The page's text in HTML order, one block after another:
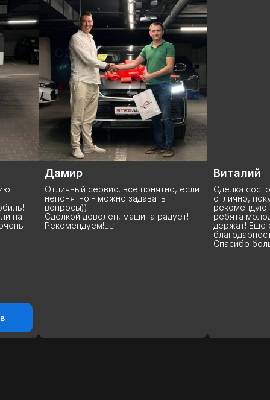
Дамир
Отличный сервис, все понятно, если
непонятно - можно задавать
вопросы))
Сделкой доволен, машина радует!
Рекомендуем!👍🏻
Виталий
Сделка
отлично, покупкой
рекомендую эту
ребята молодцы,
держат! Еще раз
благодарность за
Спасибо
( УСПЕШНЫЕ ИСТОРИИ